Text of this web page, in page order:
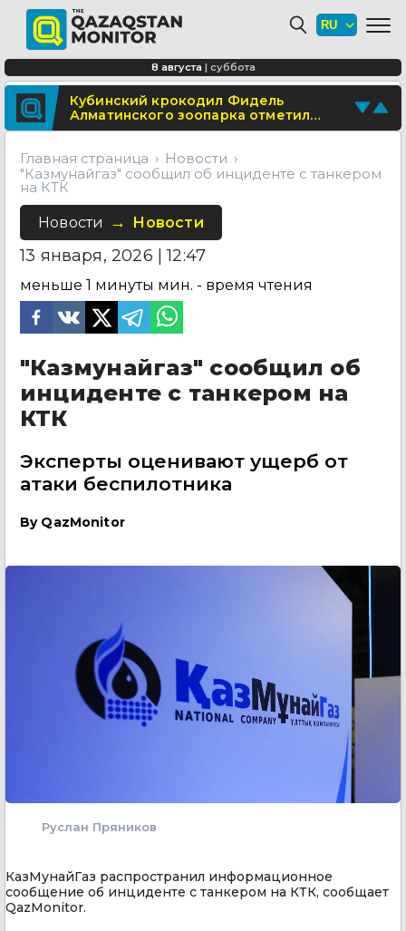
Поделитесь новостью
Отправьте свои новости и события
8 августа | суббота
Школьница из Астаны изобрела
биоразлагаемую бумагу из травы
В области Абай построят
современный визит-центр
Кубинский крокодил Фидель
Алматинского зоопарка отметил
юбилей
Главная страница
Новости
"Казмунайгаз" сообщил об инциденте с танкером
на КТК
Новости Новости
13 января, 2026 | 12:47
меньше 1 минуты мин. - время чтения
"Казмунайгаз" сообщил об
инциденте с танкером на
КТК
Эксперты оценивают ущерб от
атаки беспилотника
By QazMonitor
Руслан Пряников
КазМунайГаз распространил информационное
сообщение об инциденте с танкером на КТК, сообщает
QazMonitor.
"Казмунайгаз" сообщил об инциденте с танкером